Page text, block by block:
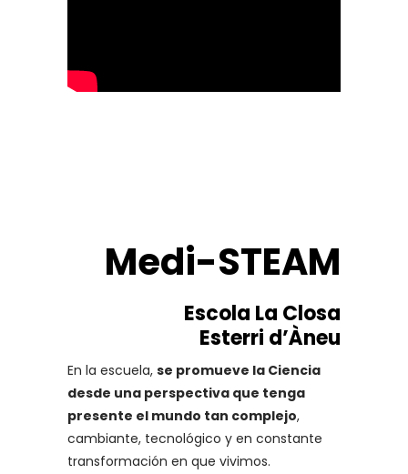
Medi-STEAM
Escola La Closa
Esterri d’Àneu
En la escuela, se promueve la Ciencia
desde una perspectiva que tenga
presente el mundo tan complejo,
cambiante, tecnológico y en constante
transformación en que vivimos.